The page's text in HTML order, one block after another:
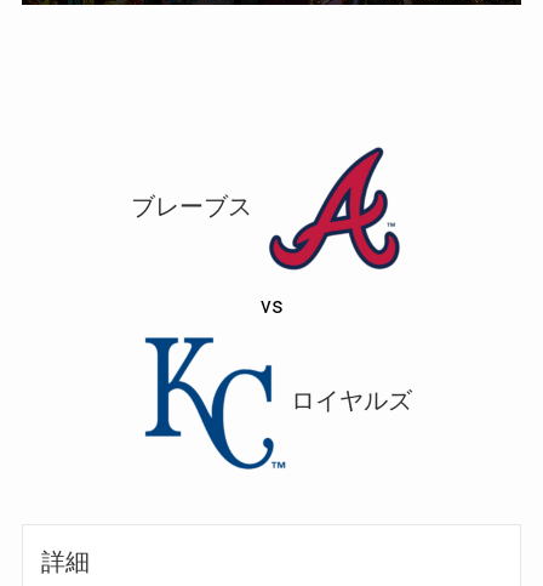
ブレーブス
vs
ロイヤルズ
詳細